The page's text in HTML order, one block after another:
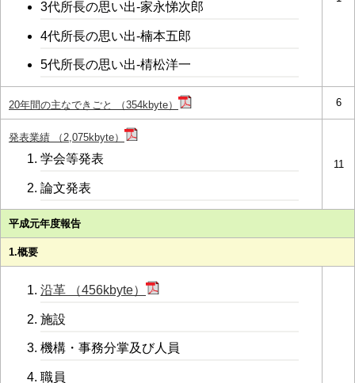
3代所長の思い出-家永悌次郎
4代所長の思い出-楠本五郎
5代所長の思い出-棈松洋一
20年間の主なできごと （354kbyte） 6
発表業績 （2,075kbyte）
学会等発表
論文発表
11
平成元年度報告
1.概要
沿革 （456kbyte）
施設
機構・事務分掌及び人員
職員